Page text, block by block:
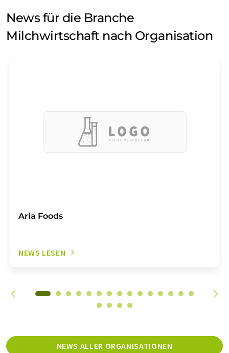
News für die Branche
Milchwirtschaft nach Organisation
Arla Foods
NEWS LESEN
NEWS ALLER ORGANISATIONEN